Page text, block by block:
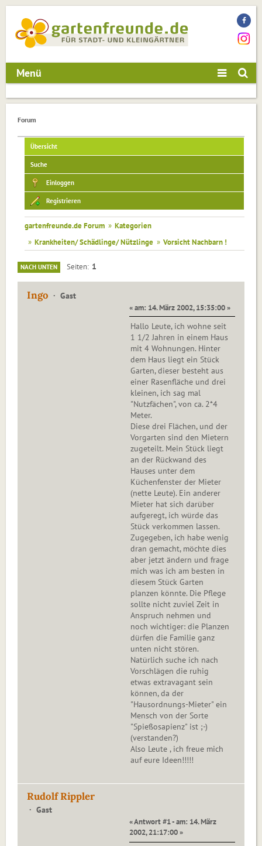
Menü
Forum
Übersicht
Suche
Einloggen
Registrieren
gartenfreunde.de Forum » Kategorien
» Krankheiten/ Schädlinge/ Nützlinge » Vorsicht Nachbarn !
NACH UNTEN Seiten 1
Ingo Gast
« am: 14. März 2002, 15:35:00 »
Hallo Leute, ich wohne seit
1 1/2 Jahren in einem Haus
mit 4 Wohnungen. Hinter
dem Haus liegt ein Stück
Garten, dieser besteht aus
einer Rasenfläche und drei
kleinen, ich sag mal
"Nutzfächen", von ca. 2*4
Meter.
Diese drei Flächen, und der
Vorgarten sind den Mietern
zugeteilt. Mein Stück liegt
an der Rückwand des
Hauses unter dem
Küchenfenster der Mieter
(nette Leute). Ein anderer
Mieter hat sich darüber
aufgeregt, ich würde das
Stück verkommen lassen.
Zugegeben, ich habe wenig
dran gemacht, möchte dies
aber jetzt ändern und frage
mich was ich am besten in
diesem Stück Garten
planzen könnte. Die Pflege
sollte nicht zuviel Zeit in
Anspruch nehmen und
noch wichtiger: die Planzen
dürfen die Familie ganz
unten nicht stören.
Natürlich suche ich nach
Vorschlägen die ruhig
etwas extravagant sein
können, da der
"Hausordnungs-Mieter" ein
Mensch von der Sorte
"Spießosapienz" ist ;-)
(verstanden?)
Also Leute , ich freue mich
auf eure Ideen!!!!!
Rudolf Rippler
Gast
« Antwort #1 - am: 14. März
2002, 21:17:00 »